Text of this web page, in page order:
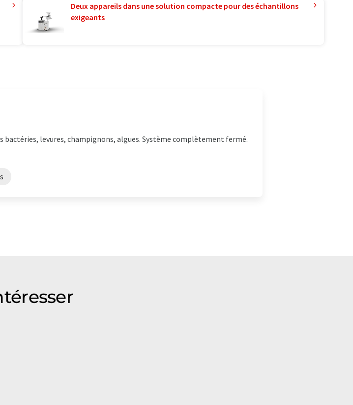
Deux appareils dans une solution compacte pour des échantillons
exigeants
levures, champignons, algues. Système complètement fermé.